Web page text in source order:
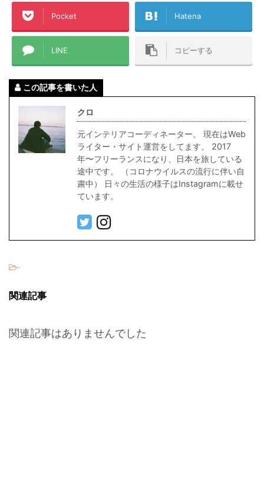
Pocket Hatena
LINE コピーする
この記事を書いた人
クロ
元インテリアコーディネーター。 現在はWeb
ライター・サイト運営をしてます。 2017
年〜フリーランスになり、日本を旅している
途中です。 （コロナウイルスの流行に伴い自
粛中） 日々の生活の様子はInstagramに載せ
ています。
-
関連記事
関連記事はありませんでした